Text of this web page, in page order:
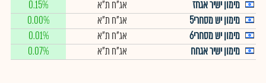
מימון ישיר אגחז
אג"ח ת"א
0.15%
מימון יש מסחרי5
אג"ח ת"א
0.00%
מימון יש מסחרי6
אג"ח ת"א
0.01%
מימון ישיר אגחח
אג"ח ת"א 0.07%